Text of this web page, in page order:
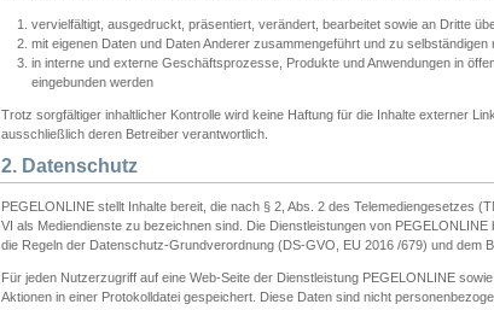
vervielfältigt, ausgedruckt, präsentiert, verändert, bearbeitet sowie an Dritte
mit eigenen Daten und Daten Anderer zusammengeführt und zu
in interne und externe Geschäftsprozesse, Produkte und Anwendungen in
eingebunden werden
Trotz sorgfältiger inhaltlicher Kontrolle wird keine Haftung für die Inhalte externer
ausschließlich deren Betreiber verantwortlich.
2. Datenschutz
PEGELONLINE stellt Inhalte bereit, die nach § 2, Abs. 2 des Telemediengesetzes
VI als Mediendienste zu bezeichnen sind. Die Dienstleistungen von
die Regeln der Datenschutz-Grundverordnung (DS-GVO, EU 2016 /679) und dem
Für jeden Nutzerzugriff auf eine Web-Seite der Dienstleistung PEGELONLINE
Aktionen in einer Protokolldatei gespeichert. Diese Daten sind nicht